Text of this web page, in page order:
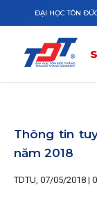
Nhảy đến nội dung
ĐẠI HỌC TÔN
Thông tin
năm 2018
TDTU, 07/05/2018 |